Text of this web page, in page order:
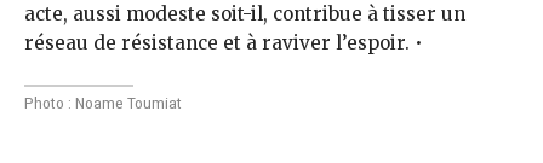
acte, aussi modeste soit-il, contribue à tisser un
réseau de résistance et à raviver l’espoir. •
Photo : Noame Toumiat